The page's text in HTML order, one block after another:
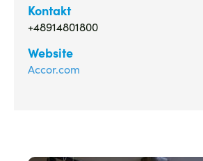
Kontakt
+48914801800
Website
Accor.com